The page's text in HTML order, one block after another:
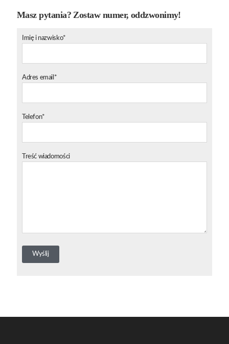
Masz pytania? Zostaw numer, oddzwonimy!
Imię i nazwisko*
Adres email*
Telefon*
Treść wiadomości